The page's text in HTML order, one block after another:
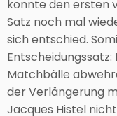
konnte den ersten
Satz noch mal
sich entschied.
Matchbälle
der Verlängerung
Jacques Histel